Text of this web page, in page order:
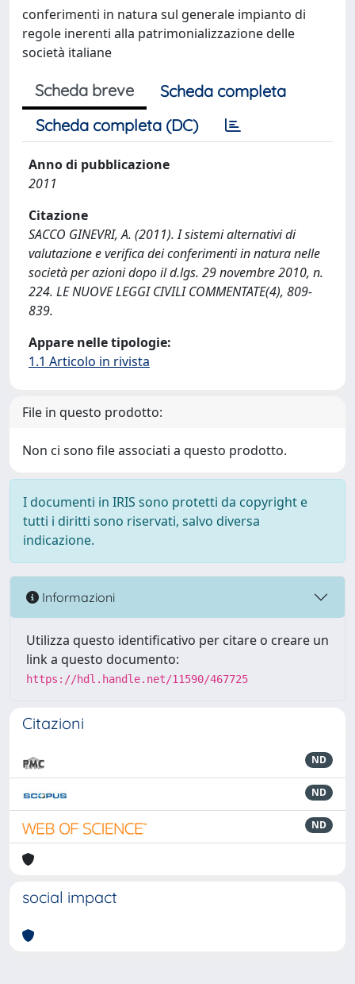
conferimenti in natura sul generale impianto di
regole inerenti alla patrimonializzazione delle
società italiane
Scheda breve
Scheda completa
Scheda completa (DC)
Anno di pubblicazione
2011
Citazione
SACCO GINEVRI, A. (2011). I sistemi alternativi di
valutazione e verifica dei conferimenti in natura nelle
società per azioni dopo il d.lgs. 29 novembre 2010, n.
224. LE NUOVE LEGGI CIVILI COMMENTATE(4), 809-
839.
Appare nelle tipologie:
1.1 Articolo in rivista
File in questo prodotto:
Non ci sono file associati a questo prodotto.
I documenti in IRIS sono protetti da copyright e
tutti i diritti sono riservati, salvo diversa
indicazione.
Informazioni
Utilizza questo identificativo per citare o creare un
link a questo documento:
https://hdl.handle.net/11590/467725
Citazioni
ND
ND
ND
social impact